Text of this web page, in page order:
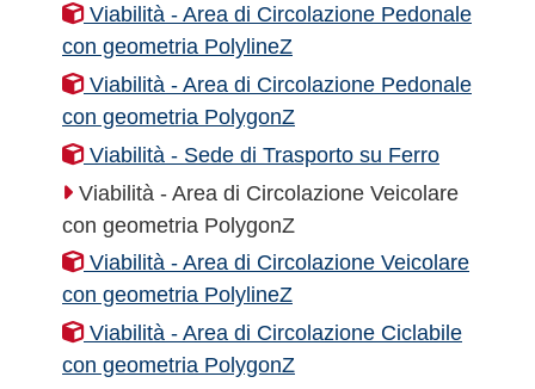
Viabilità - Area di Circolazione Pedonale
con geometria PolylineZ
Viabilità - Area di Circolazione Pedonale
con geometria PolygonZ
Viabilità - Sede di Trasporto su Ferro
Viabilità - Area di Circolazione Veicolare
con geometria PolygonZ
Viabilità - Area di Circolazione Veicolare
con geometria PolylineZ
Viabilità - Area di Circolazione Ciclabile
con geometria PolygonZ